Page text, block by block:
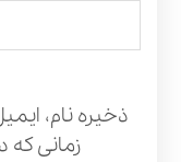
ذخیره نام،
زمانی که